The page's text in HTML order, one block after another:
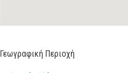
Γεωγραφική Περιοχή